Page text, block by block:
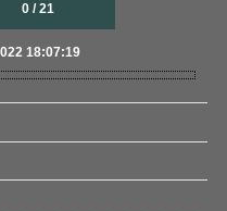
0 / 21
18:07:19